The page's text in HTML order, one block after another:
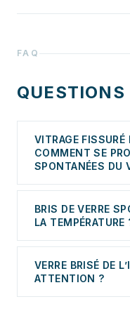
FAQ
QUESTIONS
VITRAGE FISSURÉ
COMMENT SE
SPONTANÉES DU
Les fissures du
peuvent se
avec un objet
Cependant, est-il
spontanément? Il
BRIS DE VERRE
LA TEMPÉRATURE
La résistance du
Par conséquent,
verre exposé à des
VERRE BRISÉ DE
ATTENTION ?